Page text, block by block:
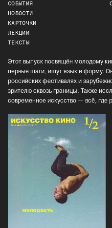
СОБЫТИЯ
НОВОСТИ
КАРТОЧКИ
ЛЕКЦИИ
ТЕКСТЫ
Этот выпуск посвящён молодому
первые шаги, ищут язык и форму.
российских фестивалях и
зрителю сквозь границы. Также
современное искусство — всё, где